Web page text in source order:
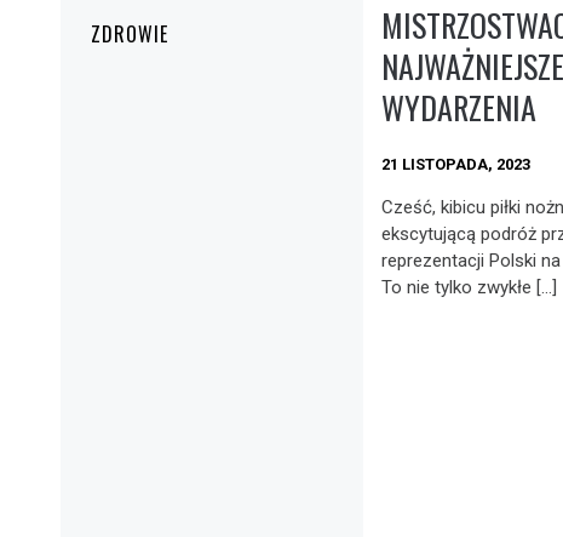
ZDROWIE
WYDARZENIA
21 LISTOPADA, 2023
Cześć, kibicu piłki
ekscytującą podróż
reprezentacji Polski
To nie tylko zwykłe […]